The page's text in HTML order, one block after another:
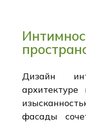
Дизайн
фасады